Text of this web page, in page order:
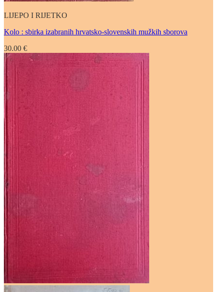
LIJEPO I RIJETKO
Kolo : sbirka izabranih hrvatsko-slovenskih mužkih sborova
30.00 €